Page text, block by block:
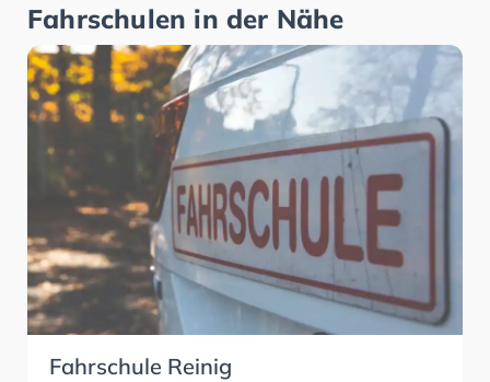
Fahrschulen in der Nähe
Fahrschule Reinig